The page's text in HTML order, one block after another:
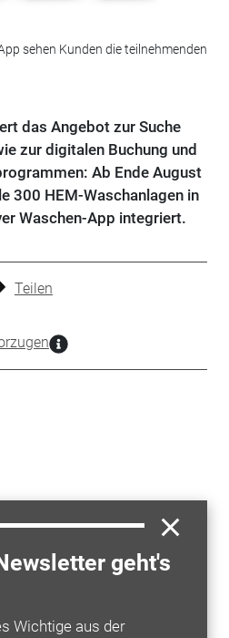
sehen Kunden die teilnehmenden
das Angebot zur Suche
zur digitalen Buchung und
Ab Ende August
300 HEM-Waschanlagen in
Waschen-App integriert.
Teilen
geht's
Wichtige aus der